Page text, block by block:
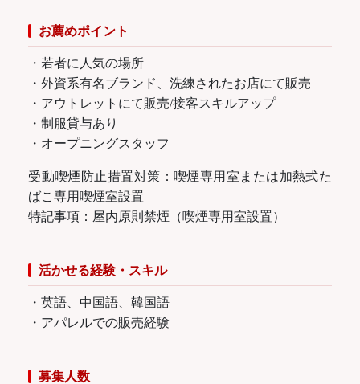
お薦めポイント
・若者に人気の場所
・外資系有名ブランド、洗練されたお店にて販売
・アウトレットにて販売/接客スキルアップ
・制服貸与あり
・オープニングスタッフ
受動喫煙防止措置対策：喫煙専用室または加熱式た
ばこ専用喫煙室設置
特記事項：屋内原則禁煙（喫煙専用室設置）
活かせる経験・スキル
・英語、中国語、韓国語
・アパレルでの販売経験
募集人数